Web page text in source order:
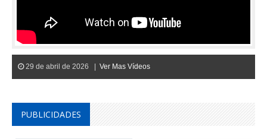
29 de abril de 2026 | Ver Mas Vídeos
PUBLICIDADES